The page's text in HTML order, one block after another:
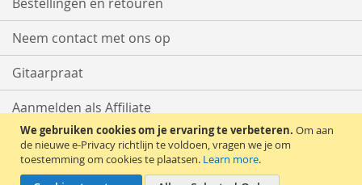
We gebruiken cookies om je ervaring te verbeteren. Om aan
de nieuwe e-Privacy richtlijn te voldoen, vragen we je om
toestemming om cookies te plaatsen. Learn more.
Neem contact met ons op
Gitaarpraat
Aanmelden als Affiliate
Start met Verkopen